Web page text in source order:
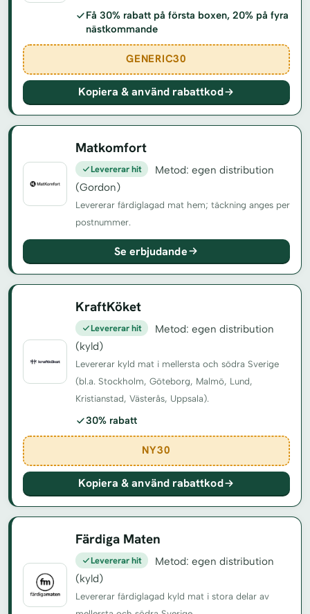
Få 30% rabatt på första boxen, 20% på fyra
nästkommande
GENERIC30
Kopiera & använd rabattkod
Matkomfort
Levererar hit
Metod: egen distribution
(Gordon)
Levererar färdiglagad mat hem; täckning anges per
postnummer.
Se erbjudande
KraftKöket
Levererar hit
Metod: egen distribution
(kyld)
Levererar kyld mat i mellersta och södra Sverige
(bl.a. Stockholm, Göteborg, Malmö, Lund,
Kristianstad, Västerås, Uppsala).
30% rabatt
NY30
Kopiera & använd rabattkod
Färdiga Maten
Levererar hit
Metod: egen distribution
(kyld)
Levererar färdiglagad kyld mat i stora delar av